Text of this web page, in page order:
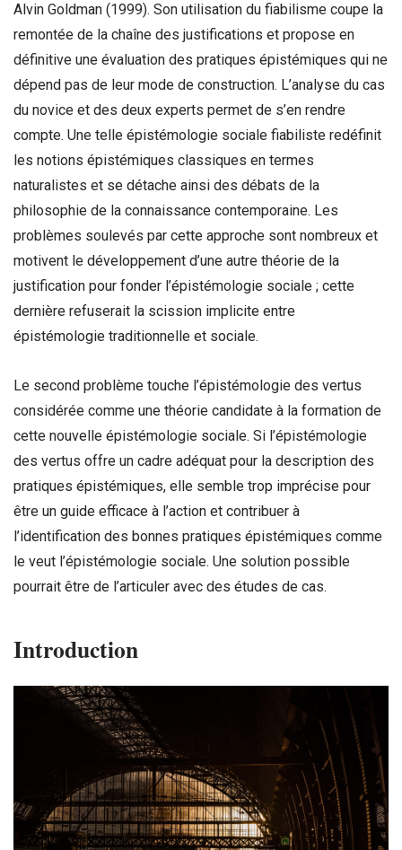
Alvin Goldman (1999). Son utilisation du fiabilisme coupe la
remontée de la chaîne des justifications et propose en
définitive une évaluation des pratiques épistémiques qui ne
dépend pas de leur mode de construction. L’analyse du cas
du novice et des deux experts permet de s’en rendre
compte. Une telle épistémologie sociale fiabiliste redéfinit
les notions épistémiques classiques en termes
naturalistes et se détache ainsi des débats de la
philosophie de la connaissance contemporaine. Les
problèmes soulevés par cette approche sont nombreux et
motivent le développement d’une autre théorie de la
justification pour fonder l’épistémologie sociale ; cette
dernière refuserait la scission implicite entre
épistémologie traditionnelle et sociale.
Le second problème touche l’épistémologie des vertus
considérée comme une théorie candidate à la formation de
cette nouvelle épistémologie sociale. Si l’épistémologie
des vertus offre un cadre adéquat pour la description des
pratiques épistémiques, elle semble trop imprécise pour
être un guide efficace à l’action et contribuer à
l’identification des bonnes pratiques épistémiques comme
le veut l’épistémologie sociale. Une solution possible
pourrait être de l’articuler avec des études de cas.
Introduction